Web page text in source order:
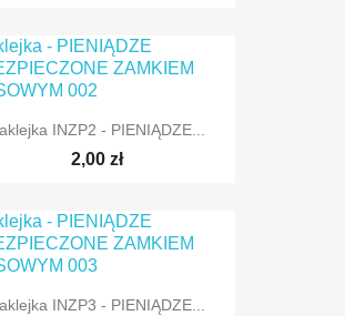
INZP2 - PIENIĄDZE...
2,00 zł
INZP3 - PIENIĄDZE...